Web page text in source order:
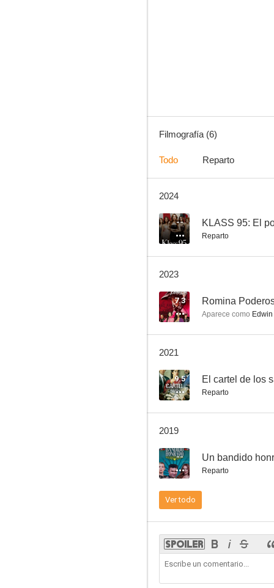
Filmografía (6)
Todo Reparto
2024
-- KLASS 95: El
Reparto
2023
7.3 Romina
Aparece como
2021
9.5 El cartel de los
Reparto
2019
-- Un bandido
Reparto
Ver todo